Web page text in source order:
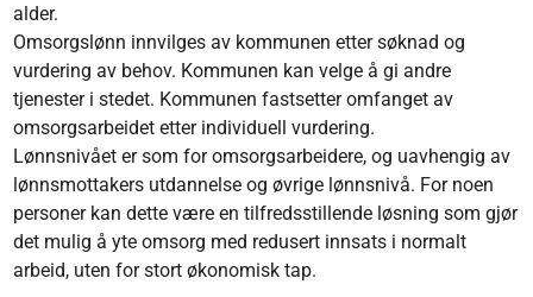
alder.
Omsorgslønn innvilges av kommunen etter søknad og
vurdering av behov. Kommunen kan velge å gi andre
tjenester i stedet. Kommunen fastsetter omfanget av
omsorgsarbeidet etter individuell vurdering.
Lønnsnivået er som for omsorgsarbeidere, og uavhengig av
lønnsmottakers utdannelse og øvrige lønnsnivå. For noen
personer kan dette være en tilfredsstillende løsning som gjør
det mulig å yte omsorg med redusert innsats i normalt
arbeid, uten for stort økonomisk tap.